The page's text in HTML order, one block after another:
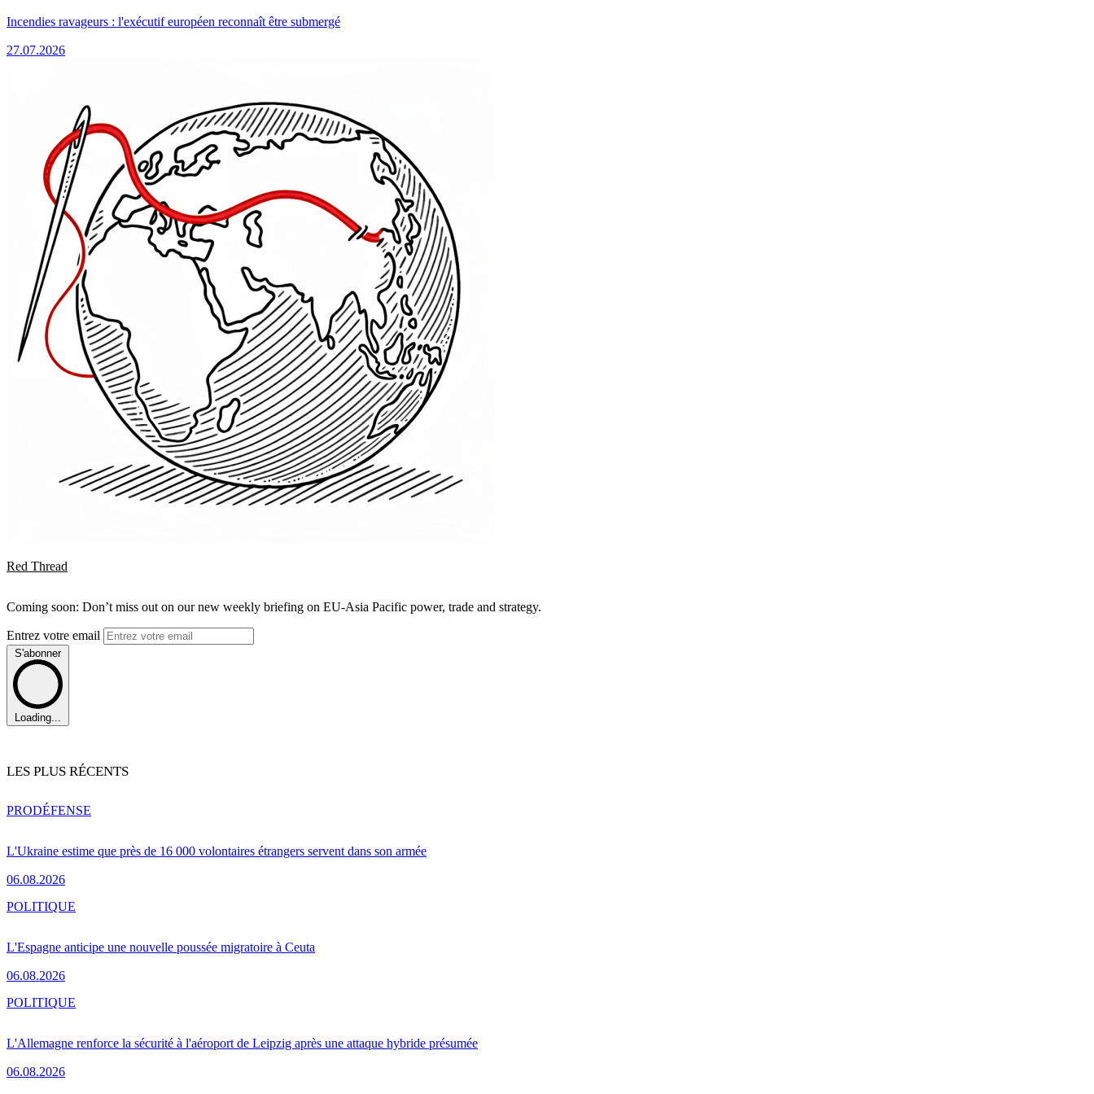
Incendies ravageurs : l'exécutif européen reconnaît être submergé
27.07.2026
Red Thread
Coming soon: Don’t miss out on our new weekly briefing on EU-Asia Pacific power, trade and strategy.
Entrez votre email
S'abonner
Loading...
LES PLUS RÉCENTS
L'Ukraine estime que près de 16 000 volontaires étrangers servent dans son armée
06.08.2026
PRODÉFENSE
L'Espagne anticipe une nouvelle poussée migratoire à Ceuta
06.08.2026
POLITIQUE
L'Allemagne renforce la sécurité à l'aéroport de Leipzig après une attaque hybride présumée
06.08.2026
POLITIQUE